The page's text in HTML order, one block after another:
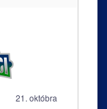
21. októbra